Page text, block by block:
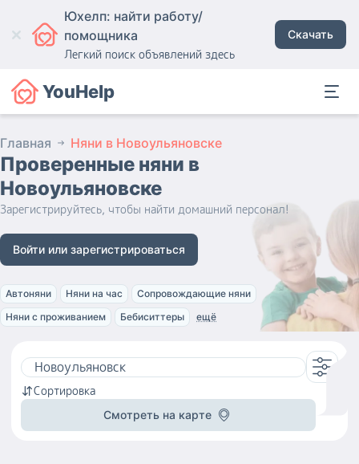
Юхелп: найти работу/
помощника
Легкий поиск объявлений здесь
Скачать
YouHelp
Главная Няни в Новоульяновске
Проверенные няни в
Новоульяновске
Зарегистрируйтесь, чтобы найти домашний персонал!
Войти или зарегистрироваться
Автоняни Няни на час
Сопровождающие няни
Няни с проживанием
Бебиситтеры ещё
Сортировка
Смотреть на карте